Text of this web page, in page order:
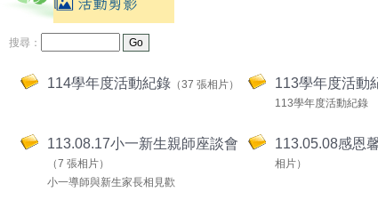
搜尋：
114學年度活動紀錄 （37 張相片） 113學年度活動
113學年度活動紀錄
113.08.17小一新生親師座談會
（7 張相片）
小一導師與新生家長相見歡
113.05.08感恩
相片）